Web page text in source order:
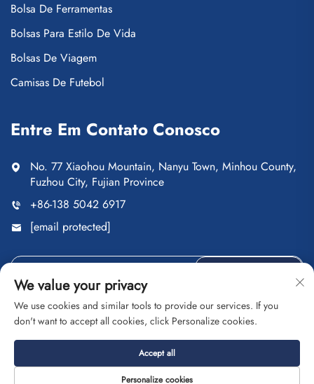
Bolsa De Ferramentas
Bolsas Para Estilo De Vida
Bolsas De Viagem
Camisas De Futebol
Entre Em Contato Conosco
No. 77 Xiaohou Mountain, Nanyu Town, Minhou County,
Fuzhou City, Fujian Province
+86-138 5042 6917
[email protected]
Direitos autorais © Fuzhou Saipulang Trading Co., Ltd. Todos
Política de Privacidade
We value your privacy
We use cookies and similar tools to provide our services. If you
don't want to accept all cookies, click Personalize cookies.
Personalize cookies
Accept all